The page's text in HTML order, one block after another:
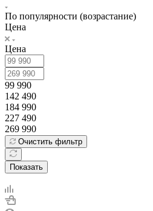
По популярности (возрастание)
Цена
Цена
99 990
142 490
184 990
227 490
269 990
Очистить фильтр
Показать